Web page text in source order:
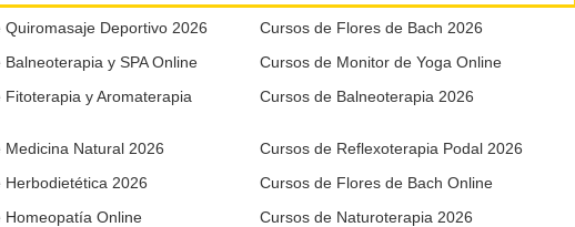
Quiromasaje Deportivo 2026
Cursos de Flores de Bach 2026
Balneoterapia y SPA Online
Cursos de Monitor de Yoga Online
Fitoterapia y Aromaterapia
Cursos de Balneoterapia 2026
Medicina Natural 2026
Cursos de Reflexoterapia Podal 2026
Herbodietética 2026
Cursos de Flores de Bach Online
Homeopatía Online
Cursos de Naturoterapia 2026